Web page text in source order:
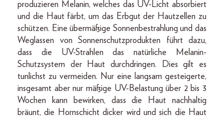
produzieren Melanin, welches das UV-Licht absorbiert
und die Haut färbt, um das Erbgut der Hautzellen zu
schützen. Eine übermäßige Sonnenbestrahlung und das
Weglassen von Sonnenschutzprodukten führt dazu,
dass die UV-Strahlen das natürliche Melanin-
Schutzsystem der Haut durchdringen. Dies gilt es
tunlichst zu vermeiden. Nur eine langsam gesteigerte,
insgesamt aber nur mäßige UV-Belastung über 2 bis 3
Wochen kann bewirken, dass die Haut nachhaltig
bräunt, die Hornschicht dicker wird und sich die Haut